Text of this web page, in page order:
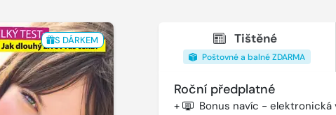
S DÁRKEM Tištěné
Poštovné a balné ZDARMA
Roční předplatné
+ Bonus navíc - elektronická